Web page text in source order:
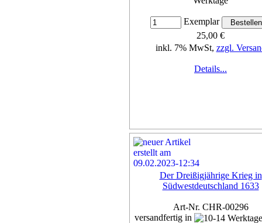
Exemplar
25,00 €
inkl. 7% MwSt, zzgl.
Details...
Der Dreißigjährige Krieg in
Südwestdeutschland 1633
Art-Nr. CHR-00296
versandfertig in